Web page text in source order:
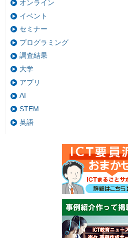
オンライン
イベント
セミナー
プログラミング
調査結果
大学
アプリ
AI
STEM
英語